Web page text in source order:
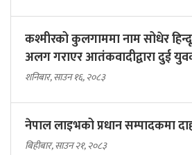
कश्मीरको कुलगाममा नाम सोधेर
अलग गराएर आतंकवादीद्वारा दुई
शनिबार, साउन १६, २०८३
नेपाल लाइभको प्रधान सम्पादकमा
बिहीबार, साउन २१, २०८३